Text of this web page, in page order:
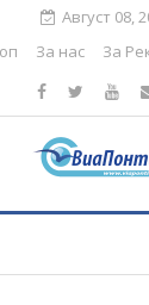
Август 08,
За нас За